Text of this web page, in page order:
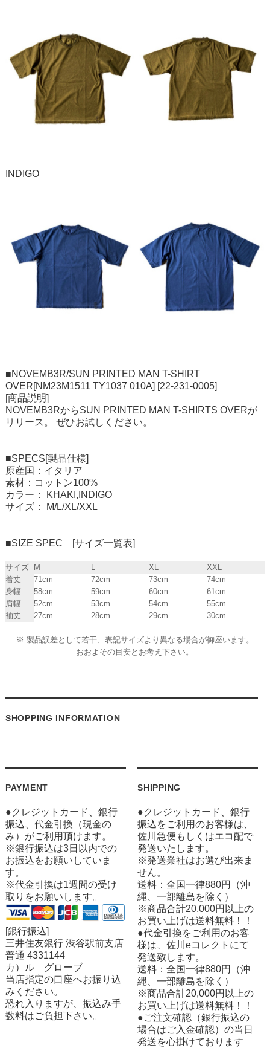
INDIGO
■NOVEMB3R/SUN PRINTED MAN T-SHIRT
OVER[NM23M1511 TY1037 010A] [22-231-0005]
[商品説明]
NOVEMB3RからSUN PRINTED MAN T-SHIRTS OVERが
リリース。 ぜひお試しください。
■SPECS[製品仕様]
原産国：イタリア
素材：コットン100%
カラー： KHAKI,INDIGO
サイズ： M/L/XL/XXL
■SIZE SPEC [サイズ一覧表]
サイズ M L XL
XXL
着丈
71cm 72cm 73cm
74cm
身幅
58cm 59cm 60cm
61cm
肩幅
52cm 53cm 54cm
55cm
袖丈
27cm 28cm 29cm 30cm
※ 製品誤差として若干、表記サイズより異なる場合が御座います。
おおよその目安とお考え下さい。
SHOPPING INFORMATION
PAYMENT
●クレジットカード、銀行
振込、代金引換（現金の
み）がご利用頂けます。
※銀行振込は3日以内での
お振込をお願いしていま
す。
※代金引換は1週間の受け
取りをお願いします。
[銀行振込]
三井住友銀行 渋谷駅前支店
普通 4331144
カ）ル グローブ
当店指定の口座へお振り込
みください。
恐れ入りますが、振込み手
数料はご負担下さい。
SHIPPING
●クレジットカード、銀行
振込をご利用のお客様は、
佐川急便もしくはエコ配で
発送いたします。
※発送業社はお選び出来ま
せん。
送料：全国一律880円（沖
縄、一部離島を除く）
※商品合計20,000円以上の
お買い上げは送料無料！！
●代金引換をご利用のお客
様は、佐川eコレクトにて
発送致します。
送料：全国一律880円（沖
縄、一部離島を除く）
※商品合計20,000円以上の
お買い上げは送料無料！！
●ご注文確認（銀行振込の
場合はご入金確認）の当日
発送を心掛けております